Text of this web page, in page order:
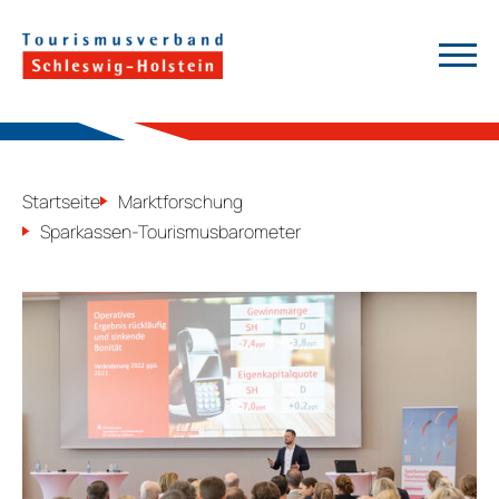
a
Startseite
Marktforschung
Sparkassen-Tourismusbarometer